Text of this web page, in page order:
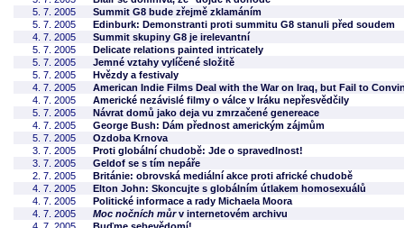
5. 7. 2005
Summit G8 bude zřejmě zklamáním
5. 7. 2005
Edinburk: Demonstranti proti summitu G8 stanuli před soudem
4. 7. 2005
Summit skupiny G8 je irelevantní
5. 7. 2005
Delicate relations painted intricately
5. 7. 2005
Jemné vztahy vylíčené složitě
5. 7. 2005
Hvězdy a festivaly
4. 7. 2005
American Indie Films Deal with the War on Iraq, but Fail to
4. 7. 2005
Americké nezávislé filmy o válce v Iráku nepřesvědčily
5. 7. 2005
Návrat domů jako deja vu zmrzačené genereace
4. 7. 2005
George Bush: Dám přednost americkým zájmům
5. 7. 2005
Ozdoba Krnova
3. 7. 2005
Proti globální chudobě: Jde o spravedlnost!
3. 7. 2005
Geldof se s tím nepáře
2. 7. 2005
Británie: obrovská mediální akce proti africké chudobě
4. 7. 2005
Elton John: Skoncujte s globálním útlakem homosexuálů
4. 7. 2005
Politické informace a rady Michaela Moora
4. 7. 2005
Moc nočních můrv internetovém archivu